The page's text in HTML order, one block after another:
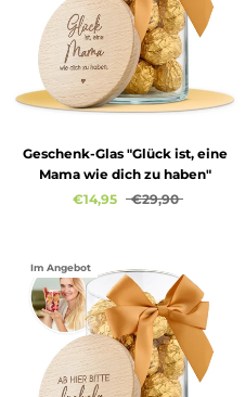
Geschenk-Glas "Glück ist, eine
Mama wie dich zu haben"
€14,95
€29,90
Im Angebot